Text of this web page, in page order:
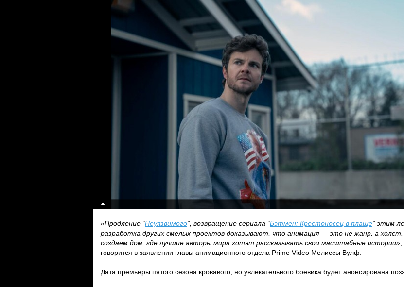
«Продление “Неуязвимого”, возвращение сериала “Бэтмен: Крестоносец в плаще” этим
разработка других смелых проектов доказывают, что анимация — это не жанр, а
создаем дом, где лучшие авторы мира хотят рассказывать свои масштабные истории»
говорится в заявлении главы анимационного отдела Prime Video Мелиссы Вулф.
Дата премьеры пятого сезона кровавого, но увлекательного боевика будет анонсирована